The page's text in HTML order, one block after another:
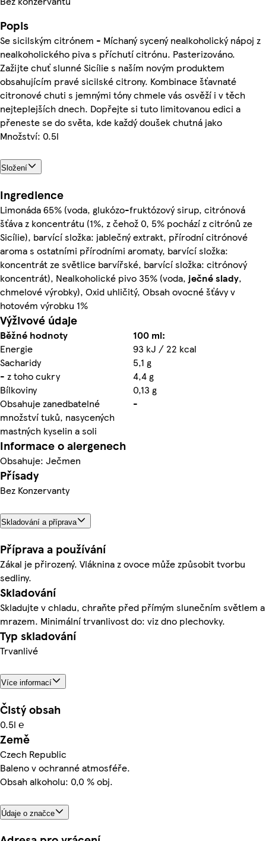
Popis
Se sicilským citrónem - Míchaný sycený nealkoholický nápoj z
nealkoholického piva s příchutí citrónu. Pasterizováno.
Zažijte chuť slunné Sicílie s naším novým produktem
obsahujícím pravé sicilské citrony. Kombinace šťavnaté
citronové chuti s jemnými tóny chmele vás osvěží i v těch
nejteplejších dnech. Dopřejte si tuto limitovanou edici a
přeneste se do světa, kde každý doušek chutná jako
Množství: 0.5l
Složení
Ingredience
Limonáda 65% (voda, glukózo-fruktózový sirup, citrónová
šťáva z koncentrátu (1%, z čehož 0, 5% pochází z citrónů ze
Sicílie), barvící složka: jablečný extrakt, přírodní citrónové
aroma s ostatními přírodními aromaty, barvící složka:
koncentrát ze světlice barvířské, barvící složka: citrónový
koncentrát), Nealkoholické pivo 35% (voda, ječnéslady,
chmelové výrobky), Oxid uhličitý, Obsah ovocné šťávy v
hotovém výrobku 1%
Výživové údaje
Běžné hodnoty
100 ml:
Energie
93 kJ / 22 kcal
Sacharidy
5,1 g
- z toho cukry
4,4 g
Bílkoviny
0,13 g
Obsahuje zanedbatelné
množství tuků, nasycených
mastných kyselin a soli
-
Informace o alergenech
Obsahuje: Ječmen
Přísady
Bez Konzervanty
Skladování a příprava
Příprava a používání
Zákal je přirozený. Vláknina z ovoce může způsobit tvorbu
sedliny.
Skladování
Skladujte v chladu, chraňte před přímým slunečním světlem a
mrazem. Minimální trvanlivost do: viz dno plechovky.
Typ skladování
Trvanlivé
Více informací
Čistý obsah
0.5l ℮
Země
Czech Republic
Baleno v ochranné atmosféře.
Obsah alkoholu: 0,0 % obj.
Údaje o značce